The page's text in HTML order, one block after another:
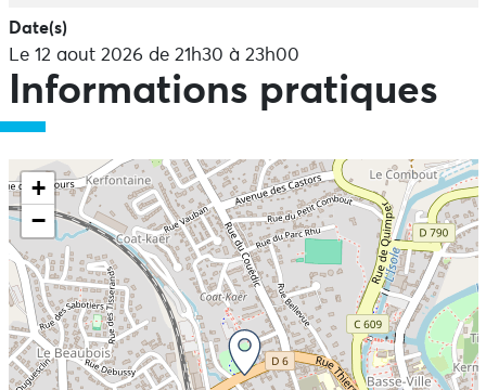
Date(s)
Le 12 aout 2026 de 21h30 à 23h00
Informations pratiques
+
−